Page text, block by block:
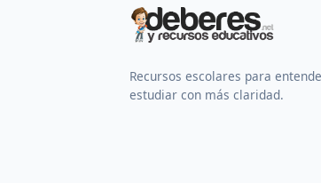
Recursos escolares para
estudiar con más claridad.